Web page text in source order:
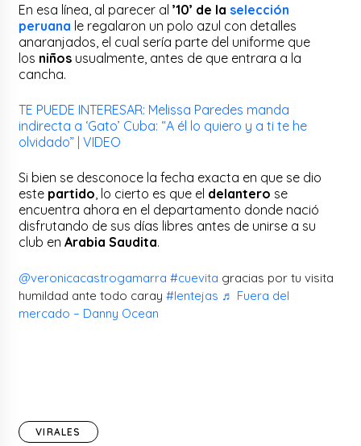
En esa línea, al parecer al’10’ de la selección
peruana le regalaron un polo azul con detalles
anaranjados, el cual sería parte del uniforme que
los niños usualmente, antes de que entrara a la
cancha.
TE PUEDE INTERESAR: Melissa Paredes manda
indirecta a ‘Gato’ Cuba: “A él lo quiero y a ti te he
olvidado” | VIDEO
Si bien se desconoce la fecha exacta en que se dio
este partido , lo cierto es que el delantero se
encuentra ahora en el departamento donde nació
disfrutando de sus días libres antes de unirse a su
club enArabia Saudita.
@veronicacastrogamarra #cuevita gracias por tu visita
humildad ante todo caray#lentejas ♬ Fuera del
mercado – Danny Ocean
VIRALES